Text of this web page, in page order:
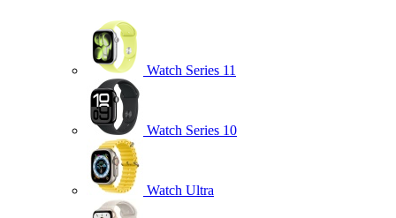
Watch Series 11
Watch Series 10
Watch Ultra